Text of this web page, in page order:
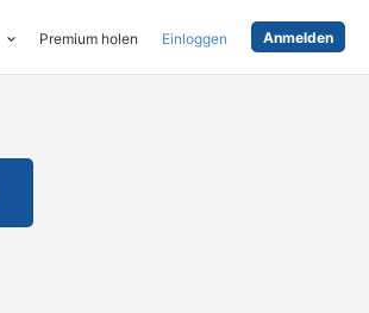
Premium holen Einloggen Anmelden